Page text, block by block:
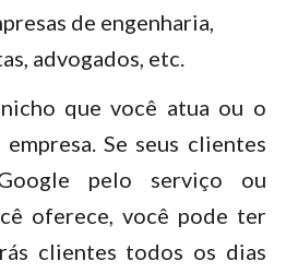
de engenharia,
advogados, etc.
que você atua ou o
Se seus clientes
pelo serviço ou
oferece, você pode ter
clientes todos os dias